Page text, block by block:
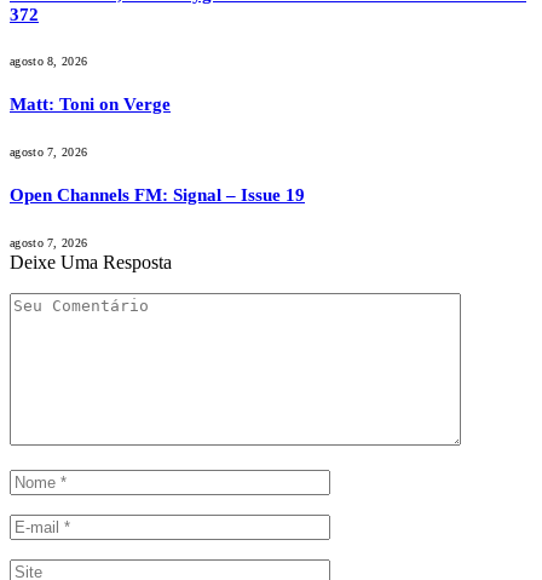
372
agosto 8, 2026
Matt: Toni on Verge
agosto 7, 2026
Open Channels FM: Signal – Issue 19
agosto 7, 2026
Deixe Uma Resposta